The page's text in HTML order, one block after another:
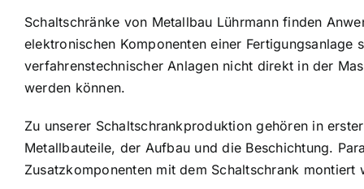
Schaltschränke von Metallbau Lührmann finden
elektronischen Komponenten einer Fertigungsanlage
verfahrenstechnischer Anlagen nicht direkt in der
werden können.
Zu unserer Schaltschrankproduktion gehören in
Metallbauteile, der Aufbau und die Beschichtung.
Zusatzkomponenten mit dem Schaltschrank montiert